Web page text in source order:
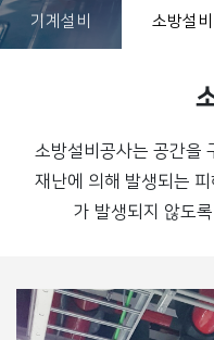
기계설비 소방설비
소방설비공사는 공간을
재난에 의해 발생되는
가 발생되지 않도